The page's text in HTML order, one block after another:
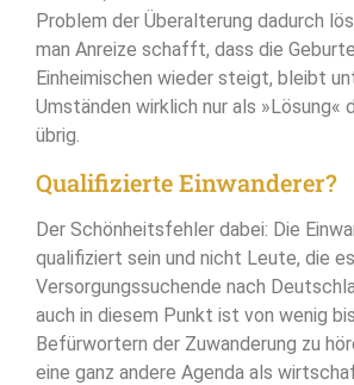
Problem der Überalterung dadurch
man Anreize schafft, dass die
Einheimischen wieder steigt, bleibt
Umständen wirklich nur als »Lösung«
übrig.
Qualifizierte Einwanderer?
Der Schönheitsfehler dabei: Die
qualifiziert sein und nicht Leute, die
Versorgungssuchende nach
auch in diesem Punkt ist von wenig
Befürwortern der Zuwanderung zu
eine ganz andere Agenda als